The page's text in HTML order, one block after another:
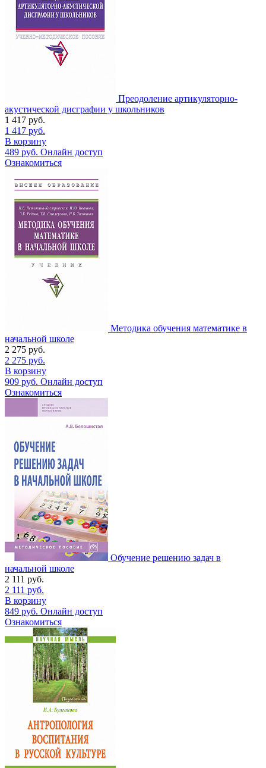
Преодоление артикуляторно-
акустической дисграфии у школьников
1 417 руб.
1 417 руб.
В корзину
489 руб. Онлайн доступ
Ознакомиться
Методика обучения математике в
начальной школе
2 275 руб.
2 275 руб.
В корзину
909 руб. Онлайн доступ
Ознакомиться
Обучение решению задач в
начальной школе
2 111 руб.
2 111 руб.
В корзину
849 руб. Онлайн доступ
Ознакомиться